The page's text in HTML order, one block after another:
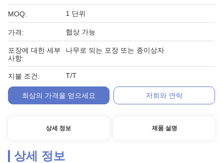
MOQ: 1 단위
가격: 협상 가능
포장에 대한 세부
사항:
나무로 되는 포장 또는 종이상자
지불 조건: T/T
최상의 가격을 얻으세요 저희와 연락
상세 정보 제품 설명
상세 정보